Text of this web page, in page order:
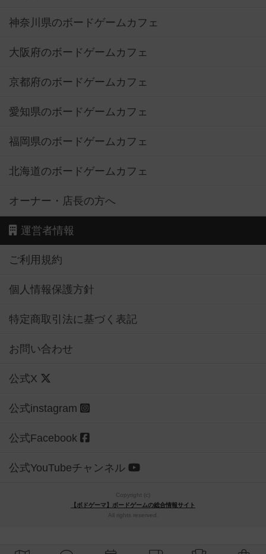
神奈川県のボードゲームカフェ
大阪府のボードゲームカフェ
京都府のボードゲームカフェ
愛知県のボードゲームカフェ
福岡県のボードゲームカフェ
北海道のボードゲームカフェ
オーナー・店長の方へ
運営者情報
ご利用規約
個人情報保護方針
特定商取引法に基づく表記
お問い合わせ
公式X
公式instagram
公式Facebook
公式YouTubeチャンネル
Copyright (c)
【ボドゲーマ】ボードゲームの総合情報サイト
All rights reserved.